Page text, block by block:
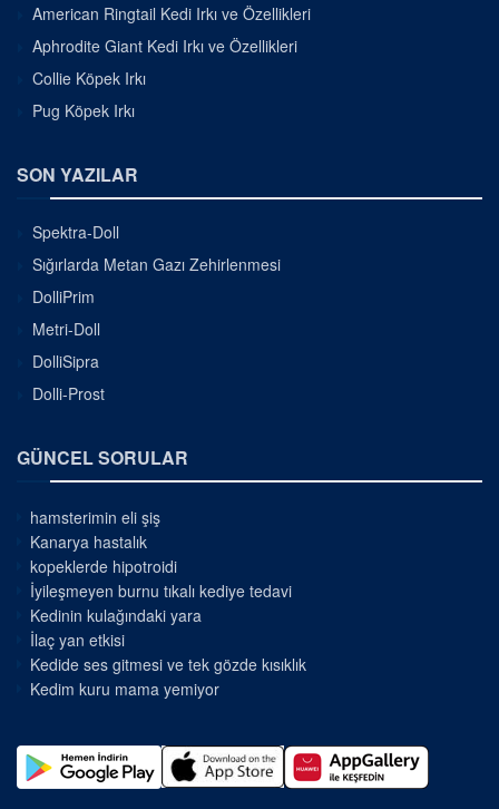
American Ringtail Kedi Irkı ve Özellikleri
Aphrodite Giant Kedi Irkı ve Özellikleri
Collie Köpek Irkı
Pug Köpek Irkı
SON YAZILAR
Spektra-Doll
Sığırlarda Metan Gazı Zehirlenmesi
DolliPrim
Metri-Doll
DolliSipra
Dolli-Prost
GÜNCEL SORULAR
hamsterimin eli şiş
Kanarya hastalık
kopeklerde hipotroidi
İyileşmeyen burnu tıkalı kediye tedavi
Kedinin kulağındaki yara
İlaç yan etkisi
Kedide ses gitmesi ve tek gözde kısıklık
Kedim kuru mama yemiyor